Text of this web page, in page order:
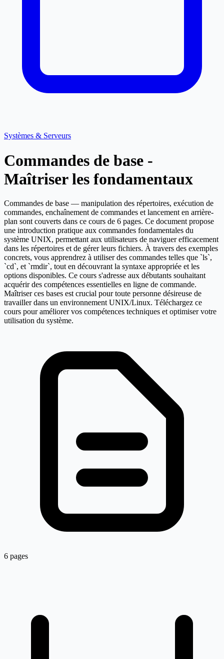
Systèmes & Serveurs
Commandes de base -
Maîtriser les fondamentaux
Commandes de base — manipulation des répertoires, exécution de
commandes, enchaînement de commandes et lancement en arrière-
plan sont couverts dans ce cours de 6 pages. Ce document propose
une introduction pratique aux commandes fondamentales du
système UNIX, permettant aux utilisateurs de naviguer efficacement
dans les répertoires et de gérer leurs fichiers. À travers des exemples
concrets, vous apprendrez à utiliser des commandes telles que `ls`,
`cd`, et `rmdir`, tout en découvrant la syntaxe appropriée et les
options disponibles. Ce cours s'adresse aux débutants souhaitant
acquérir des compétences essentielles en ligne de commande.
Maîtriser ces bases est crucial pour toute personne désireuse de
travailler dans un environnement UNIX/Linux. Téléchargez ce
cours pour améliorer vos compétences techniques et optimiser votre
utilisation du système.
6 pages